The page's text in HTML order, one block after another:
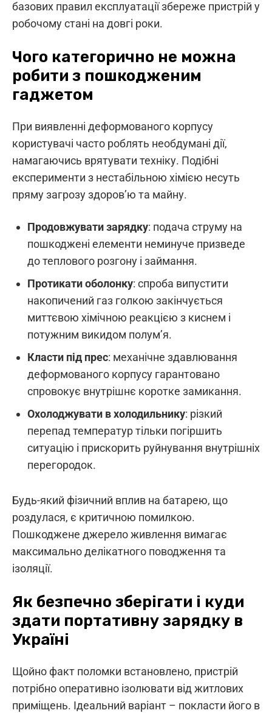
базових правил експлуатації збереже пристрій у
робочому стані на довгі роки.
Чого категорично не можна
робити з пошкодженим
гаджетом
При виявленні деформованого корпусу
користувачі часто роблять необдумані дії,
намагаючись врятувати техніку. Подібні
експерименти з нестабільною хімією несуть
пряму загрозу здоров’ю та майну.
Продовжувати зарядку: подача струму на
пошкоджені елементи неминуче призведе
до теплового розгону і займання.
Протикати оболонку: спроба випустити
накопичений газ голкою закінчується
миттєвою хімічною реакцією з киснем і
потужним викидом полум’я.
Класти під прес: механічне здавлювання
деформованого корпусу гарантовано
спровокує внутрішнє коротке замикання.
Охолоджувати в холодильнику: різкий
перепад температур тільки погіршить
ситуацію і прискорить руйнування внутрішніх
перегородок.
Будь-який фізичний вплив на батарею, що
роздулася, є критичною помилкою.
Пошкоджене джерело живлення вимагає
максимально делікатного поводження та
ізоляції.
Як безпечно зберігати і куди
здати портативну зарядку в
Україні
Щойно факт поломки встановлено, пристрій
потрібно оперативно ізолювати від житлових
приміщень. Ідеальний варіант – покласти його в